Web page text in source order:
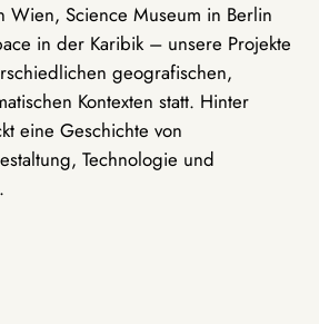
Wien, Science Museum in Berlin
in der Karibik – unsere Projekte
geografischen,
Kontexten statt. Hinter
eine Geschichte von
Technologie und